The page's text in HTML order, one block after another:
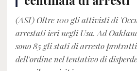
(ASI) Oltre 100 gli attivisti di
arrestati ieri negli Usa. Ad
sono 85 gli stati di arresto
dell'ordine nel tentativo di